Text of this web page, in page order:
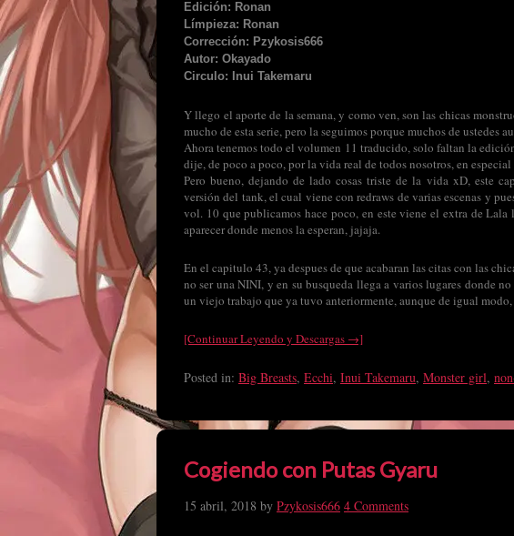
Edición: Ronan
Límpieza: Ronan
Corrección: Pzykosis666
Autor: Okayado
Circulo: Inui Takemaru
Y llego el aporte de la semana, y como ven, son las chicas
mucho de esta serie, pero la seguimos porque muchos de ustedes
Ahora tenemos todo el volumen 11 traducido, solo faltan la
dije, de poco a poco, por la vida real de todos nosotros, en
Pero bueno, dejando de lado cosas triste de la vida xD, este
versión del tank, el cual viene con redraws de varias escenas y
vol. 10 que publicamos hace poco, en este viene el extra de
aparecer donde menos la esperan, jajaja.
En el capitulo 43, ya despues de que acabaran las citas con las
no ser una NINI, y en su busqueda llega a varios lugares donde
un viejo trabajo que ya tuvo anteriormente, aunque de igual
[Continuar Leyendo y Descargas →]
Posted in: Big Breasts, Ecchi, Inui Takemaru, Monster girl,
Cogiendo con Putas Gyaru
15 abril, 2018 by Pzykosis666 4 Comments